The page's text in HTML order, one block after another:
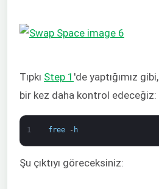
Tıpkı Step 1 'de yaptığımız gibi,
bir kez daha kontrol edeceğiz:
1 free - h
Şu çıktıyı göreceksiniz: